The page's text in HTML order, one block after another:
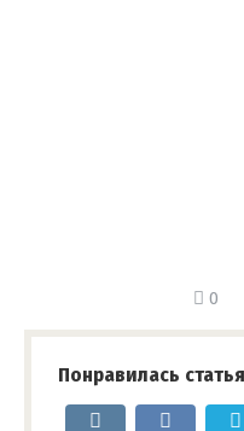
0
Понравилась